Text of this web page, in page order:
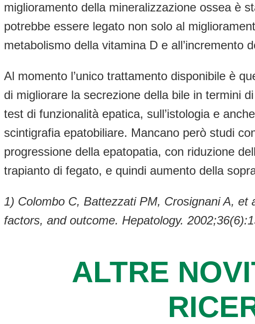
miglioramento della mineralizzazione ossea è
potrebbe essere legato non solo al
metabolismo della vitamina D e all’incremento
Al momento l’unico trattamento disponibile è
di migliorare la secrezione della bile in termini
test di funzionalità epatica, sull’istologia e
scintigrafia epatobiliare. Mancano però studi
progressione della epatopatia, con riduzione
trapianto di fegato, e quindi aumento della
1) Colombo C, Battezzati PM, Crosignani A,
factors, and outcome. Hepatology.
ALTRE